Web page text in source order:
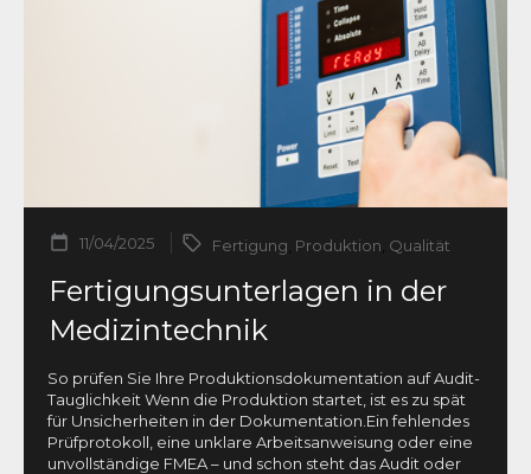
11/04/2025 Fertigung Produktion Qualität
Fertigungsunterlagen in der
Medizintechnik
So prüfen Sie Ihre Produktionsdokumentation auf Audit-
Tauglichkeit Wenn die Produktion startet, ist es zu spät
für Unsicherheiten in der Dokumentation.Ein fehlendes
Prüfprotokoll, eine unklare Arbeitsanweisung oder eine
unvollständige FMEA – und schon steht das Audit oder